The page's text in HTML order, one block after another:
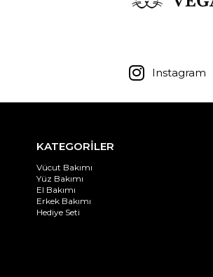
Instagram
KATEGORİLER
Vücut Bakımı
Yüz Bakımı
El Bakımı
Erkek Bakımı
Hediye Seti